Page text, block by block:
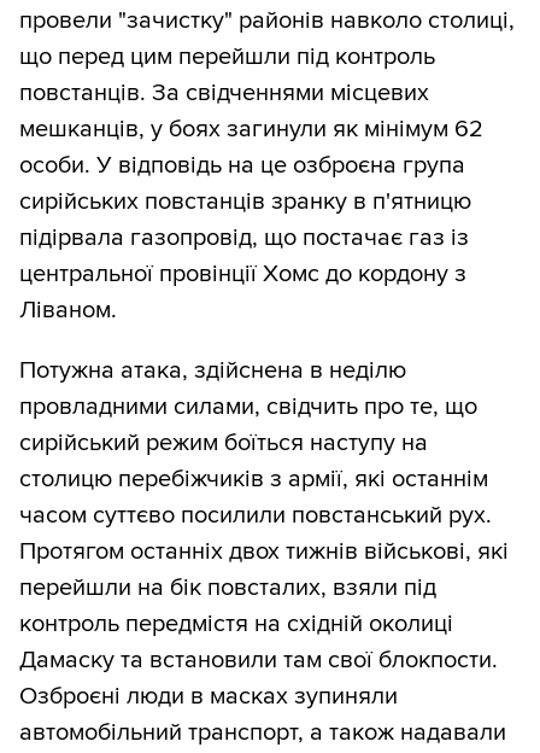
провели "зачистку" районів навколо столиці,
що перед цим перейшли під контроль
повстанців. За свідченнями місцевих
мешканців, у боях загинули як мінімум 62
особи. У відповідь на це озброєна група
сирійських повстанців зранку в п'ятницю
підірвала газопровід, що постачає газ із
центральної провінції Хомс до кордону з
Ліваном.
Потужна атака, здійснена в неділю
провладними силами, свідчить про те, що
сирійський режим боїться наступу на
столицю перебіжчиків з армії, які останнім
часом суттєво посилили повстанський рух.
Протягом останніх двох тижнів військові, які
перейшли на бік повсталих, взяли під
контроль передмістя на східній околиці
Дамаску та встановили там свої блокпости.
Озброєні люди в масках зупиняли
автомобільний транспорт, а також надавали